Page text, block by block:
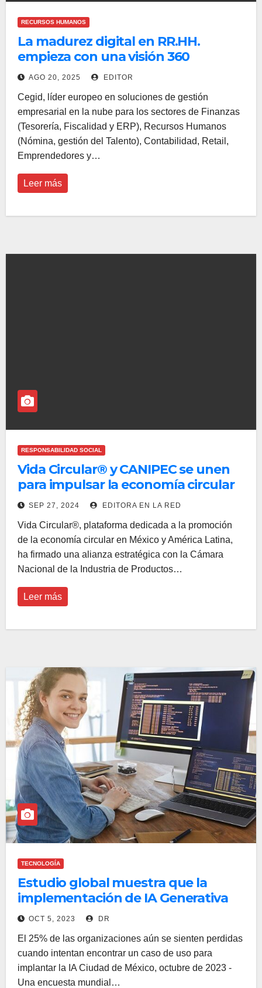
RECURSOS HUMANOS
La madurez digital en RR.HH.
empieza con una visión 360
AGO 20, 2025 EDITOR
Cegid, líder europeo en soluciones de gestión
empresarial en la nube para los sectores de Finanzas
(Tesorería, Fiscalidad y ERP), Recursos Humanos
(Nómina, gestión del Talento), Contabilidad, Retail,
Emprendedores y…
Leer más
RESPONSABILIDAD SOCIAL
Vida Circular® y CANIPEC se unen
para impulsar la economía circular
en México
SEP 27, 2024 EDITORA EN LA RED
Vida Circular®, plataforma dedicada a la promoción
de la economía circular en México y América Latina,
ha firmado una alianza estratégica con la Cámara
Nacional de la Industria de Productos…
Leer más
TECNOLOGÍA
Estudio global muestra que la
implementación de IA Generativa
en las empresas aún es muy baja
OCT 5, 2023 DR
El 25% de las organizaciones aún se sienten perdidas
cuando intentan encontrar un caso de uso para
implantar la IA Ciudad de México, octubre de 2023 -
Una encuesta mundial…